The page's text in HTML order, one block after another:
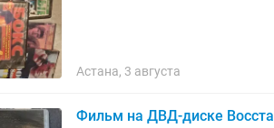
Астана, 3 августа
Фильм на ДВД-диске